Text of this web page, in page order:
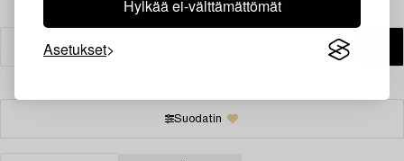
Hylkää ei-välttämättömät
Asetukset
Suodatin